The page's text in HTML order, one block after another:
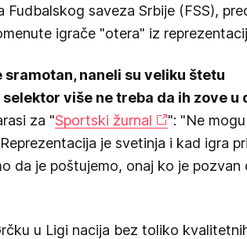
Fudbalskog saveza Srbije (FSS),
igrače "otera" iz
sramotan, naneli su veliku štetu
više ne treba da ih zove u
za "Sportski žurnal
": "Ne
je svetinja i kad igra
da je poštujemo, onaj ko je pozvan
u Ligi nacija bez toliko